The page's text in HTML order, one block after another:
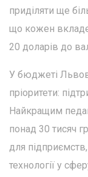
приділяти ще
що кожен
20 доларів до
У бюджеті
пріоритети:
Найкращим
понад 30 тисяч
для
технології у